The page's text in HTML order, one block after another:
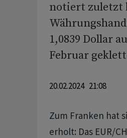
notiert zuletzt
1,0839 Dollar
Februar
20.02.2024 21:08
Zum Franken hat
erholt: Das EUR/